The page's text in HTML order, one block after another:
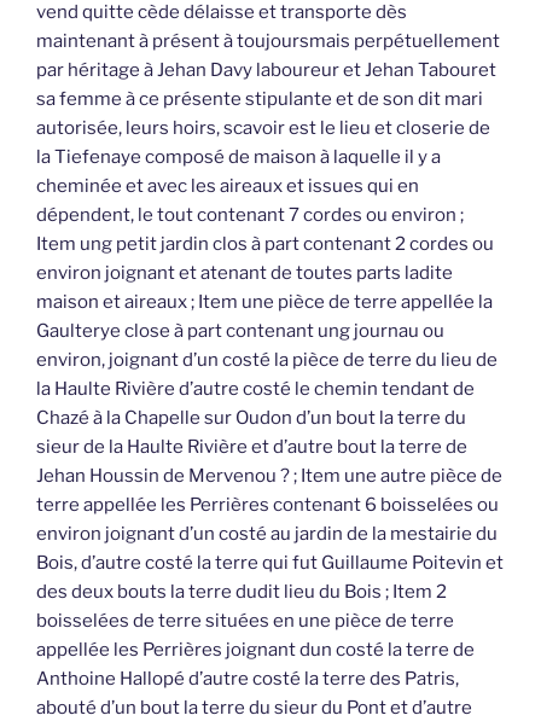
vend quitte cède délaisse et transporte dès
maintenant à présent à toujoursmais perpétuellement
par héritage à Jehan Davy laboureur et Jehan Tabouret
sa femme à ce présente stipulante et de son dit mari
autorisée, leurs hoirs, scavoir est le lieu et closerie de
la Tiefenaye composé de maison à laquelle il y a
cheminée et avec les aireaux et issues qui en
dépendent, le tout contenant 7 cordes ou environ ;
Item ung petit jardin clos à part contenant 2 cordes ou
environ joignant et atenant de toutes parts ladite
maison et aireaux ; Item une pièce de terre appellée la
Gaulterye close à part contenant ung journau ou
environ, joignant d’un costé la pièce de terre du lieu de
la Haulte Rivière d’autre costé le chemin tendant de
Chazé à la Chapelle sur Oudon d’un bout la terre du
sieur de la Haulte Rivière et d’autre bout la terre de
Jehan Houssin de Mervenou ? ; Item une autre pièce de
terre appellée les Perrières contenant 6 boisselées ou
environ joignant d’un costé au jardin de la mestairie du
Bois, d’autre costé la terre qui fut Guillaume Poitevin et
des deux bouts la terre dudit lieu du Bois ; Item 2
boisselées de terre situées en une pièce de terre
appellée les Perrières joignant dun costé la terre de
Anthoine Hallopé d’autre costé la terre des Patris,
abouté d’un bout la terre du sieur du Pont et d’autre